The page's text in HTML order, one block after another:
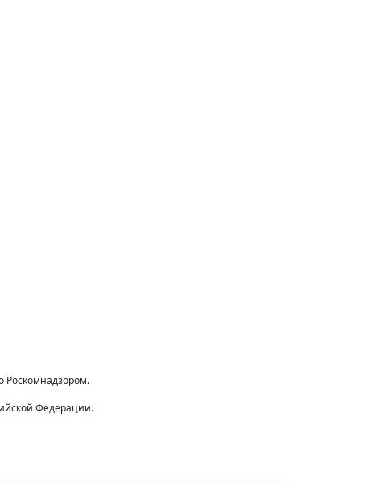
Роскомнадзором.
Федерации.